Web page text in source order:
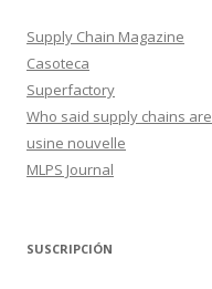
Supply Chain Magazine
Casoteca
Superfactory
Who said supply chains
usine nouvelle
MLPS Journal
SUSCRIPCIÓN